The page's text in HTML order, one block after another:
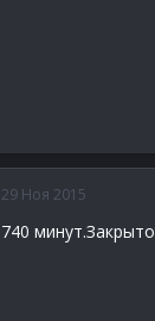
29 Ноя 2015
740 минут.Закрыто